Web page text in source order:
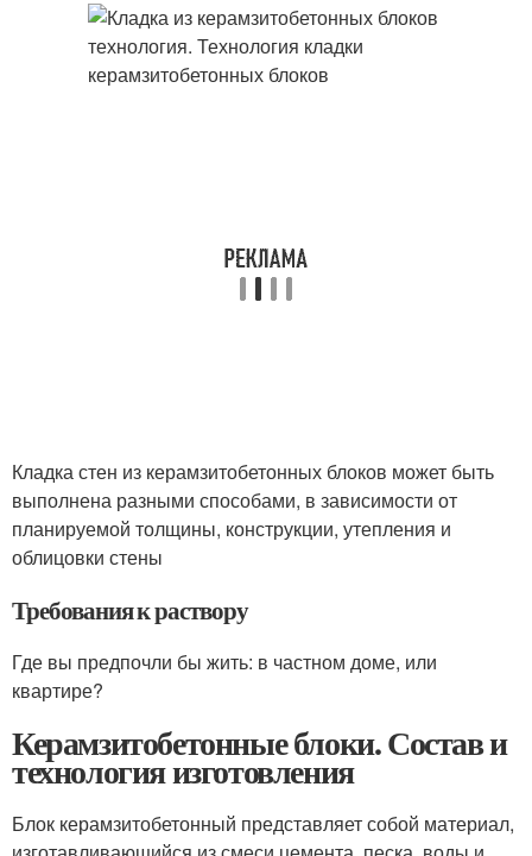
Кладка стен из керамзитобетонных блоков может быть
выполнена разными способами, в зависимости от
планируемой толщины, конструкции, утепления и
облицовки стены
Требования к раствору
Где вы предпочли бы жить: в частном доме, или
квартире?
Керамзитобетонные блоки. Состав и
технология изготовления
Блок керамзитобетонный представляет собой материал,